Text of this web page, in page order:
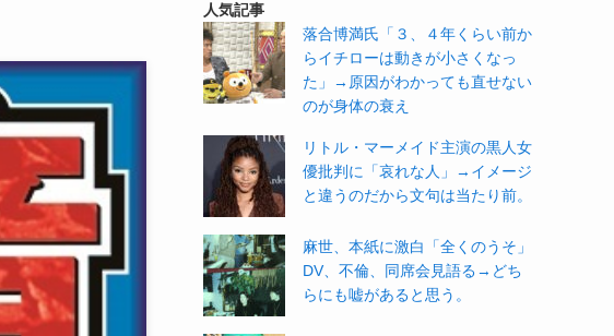
人気記事
落合博満氏「３、４年くらい前か
らイチローは動きが小さくなっ
た」→原因がわかっても直せない
のが身体の衰え
リトル・マーメイド主演の黒人女
優批判に「哀れな人」→イメージ
と違うのだから文句は当たり前。
麻世、本紙に激白「全くのうそ」
DV、不倫、同席会見語る→どち
らにも嘘があると思う。